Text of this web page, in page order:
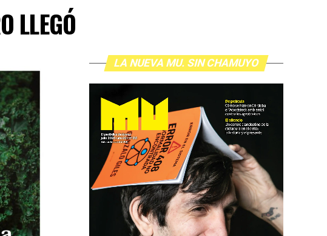
LLEGÓ
LA NUEVA MU. SIN CHAMUYO